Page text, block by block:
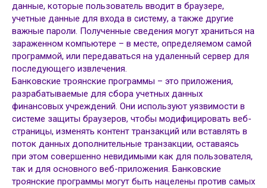
данные, которые пользователь вводит в браузере,
учетные данные для входа в систему, а также другие
важные пароли. Полученные сведения могут храниться на
зараженном компьютере – в месте, определяемом самой
программой, или передаваться на удаленный сервер для
последующего извлечения.
Банковские троянские программы – это приложения,
разрабатываемые для сбора учетных данных
финансовых учреждений. Они используют уязвимости в
системе защиты браузеров, чтобы модифицировать веб-
страницы, изменять контент транзакций или вставлять в
поток данных дополнительные транзакции, оставаясь
при этом совершенно невидимыми как для пользователя,
так и для основного веб-приложения. Банковские
троянские программы могут быть нацелены против самых